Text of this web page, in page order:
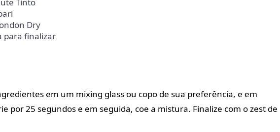
Tinto
Dry
para finalizar
em um mixing glass ou copo de sua preferência, e em
por 25 segundos e em seguida, coe a mistura. Finalize com o zest de